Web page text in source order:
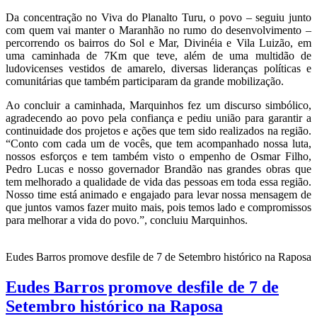
Da concentração no Viva do Planalto Turu, o povo – seguiu junto
com quem vai manter o Maranhão no rumo do desenvolvimento –
percorrendo os bairros do Sol e Mar, Divinéia e Vila Luizão, em
uma caminhada de 7Km que teve, além de uma multidão de
ludovicenses vestidos de amarelo, diversas lideranças políticas e
comunitárias que também participaram da grande mobilização.
Ao concluir a caminhada, Marquinhos fez um discurso simbólico,
agradecendo ao povo pela confiança e pediu união para garantir a
continuidade dos projetos e ações que tem sido realizados na região.
“Conto com cada um de vocês, que tem acompanhado nossa luta,
nossos esforços e tem também visto o empenho de Osmar Filho,
Pedro Lucas e nosso governador Brandão nas grandes obras que
tem melhorado a qualidade de vida das pessoas em toda essa região.
Nosso time está animado e engajado para levar nossa mensagem de
que juntos vamos fazer muito mais, pois temos lado e compromissos
para melhorar a vida do povo.”, concluiu Marquinhos.
Eudes Barros promove desfile de 7 de Setembro histórico na Raposa
Eudes Barros promove desfile de 7 de
Setembro histórico na Raposa